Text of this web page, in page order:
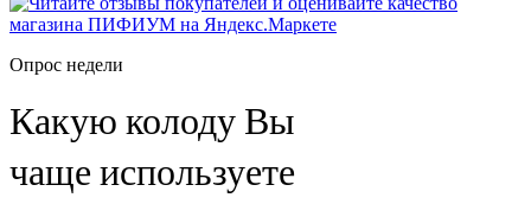
Опрос недели